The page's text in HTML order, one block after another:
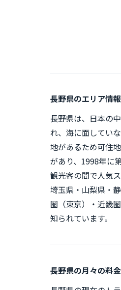
長野県のエリア情報
長野県は、日本の
れ、海に面してい
地があるため可住
があり、1998年に
観光客の間で人気
埼玉県・山梨県・
圏（東京）・近畿
知られています。
長野県の月々の料